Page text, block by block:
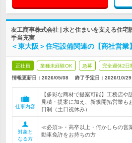
友工商事株式会社 | 水と住まいを支える住宅
手当充実
＜東大阪＞住宅設備関連の【商社営
正社員 業種未経験OK 急募 完全週休2日
情報更新日：2026/05/08 終了予定日： 2026/10/29
仕事内容
【多彩な商材で提案可能】工務店
見積・提案に加え、新規開拓営業
日制（土日祝休み）
対象と
なる方
≪必須≫・高卒以上・何かしらの営
動車免許をお持ちの方